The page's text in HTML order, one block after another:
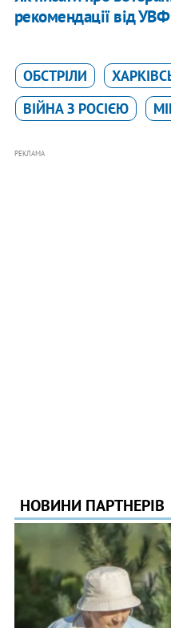
рекомендації від УВФ
ОБСТРІЛИ
ВІЙНА З РОСІЄЮ
РЕКЛАМА